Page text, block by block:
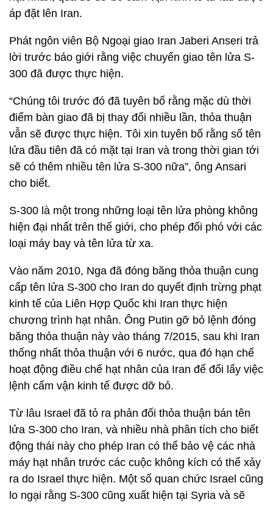
áp đặt lên Iran.
Phát ngôn viên Bộ Ngoại giao Iran Jaberi Anseri trả
lời trước báo giới rằng việc chuyển giao tên lửa S-
300 đã được thực hiện.
“Chúng tôi trước đó đã tuyên bố rằng mặc dù thời
điểm bàn giao đã bị thay đổi nhiều lần, thỏa thuận
vẫn sẽ được thực hiện. Tôi xin tuyên bố rằng số tên
lửa đầu tiên đã có mặt tại Iran và trong thời gian tới
sẽ có thêm nhiều tên lửa S-300 nữa”, ông Ansari
cho biết.
S-300 là một trong những loại tên lửa phòng không
hiện đại nhất trên thế giới, cho phép đối phó với các
loại máy bay và tên lửa từ xa.
Vào năm 2010, Nga đã đóng băng thỏa thuận cung
cấp tên lửa S-300 cho Iran do quyết định trừng phạt
kinh tế của Liên Hợp Quốc khi Iran thực hiện
chương trình hạt nhân. Ông Putin gỡ bỏ lệnh đóng
băng thỏa thuận này vào tháng 7/2015, sau khi Iran
thống nhất thỏa thuận với 6 nước, qua đó hạn chế
hoạt động điều chế hạt nhân của Iran để đổi lấy việc
lệnh cấm vận kinh tế được dỡ bỏ.
Từ lâu Israel đã tỏ ra phản đối thỏa thuận bán tên
lửa S-300 cho Iran, và nhiều nhà phân tích cho biết
động thái này cho phép Iran có thể bảo vệ các nhà
máy hạt nhân trước các cuộc không kích có thể xảy
ra do Israel thực hiện. Một số quan chức Israel cũng
lo ngại rằng S-300 cũng xuất hiện tại Syria và sẽ